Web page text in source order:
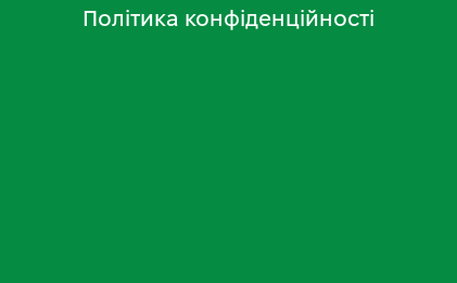
Політика конфіденційності